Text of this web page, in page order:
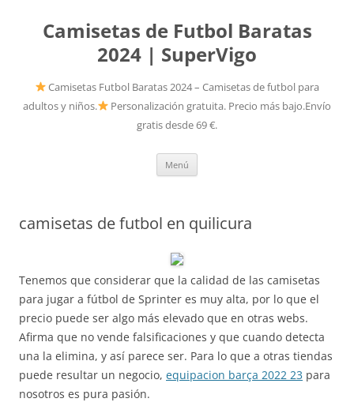
Camisetas de Futbol Baratas
2024 | SuperVigo
Camisetas Futbol Baratas 2024 – Camisetas de futbol para
adultos y niños.
Personalización gratuita. Precio más bajo.Envío
gratis desde 69 €.
Menú
camisetas de futbol en quilicura
Tenemos que considerar que la calidad de las camisetas
para jugar a fútbol de Sprinter es muy alta, por lo que el
precio puede ser algo más elevado que en otras webs.
Afirma que no vende falsificaciones y que cuando detecta
una la elimina, y así parece ser. Para lo que a otras tiendas
puede resultar un negocio, equipacion barça 2022 23 para
nosotros es pura pasión.